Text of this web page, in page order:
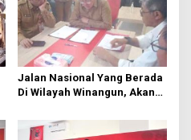
Jalan Nasional Yang Berada
Di Wilayah Winangun, Akan